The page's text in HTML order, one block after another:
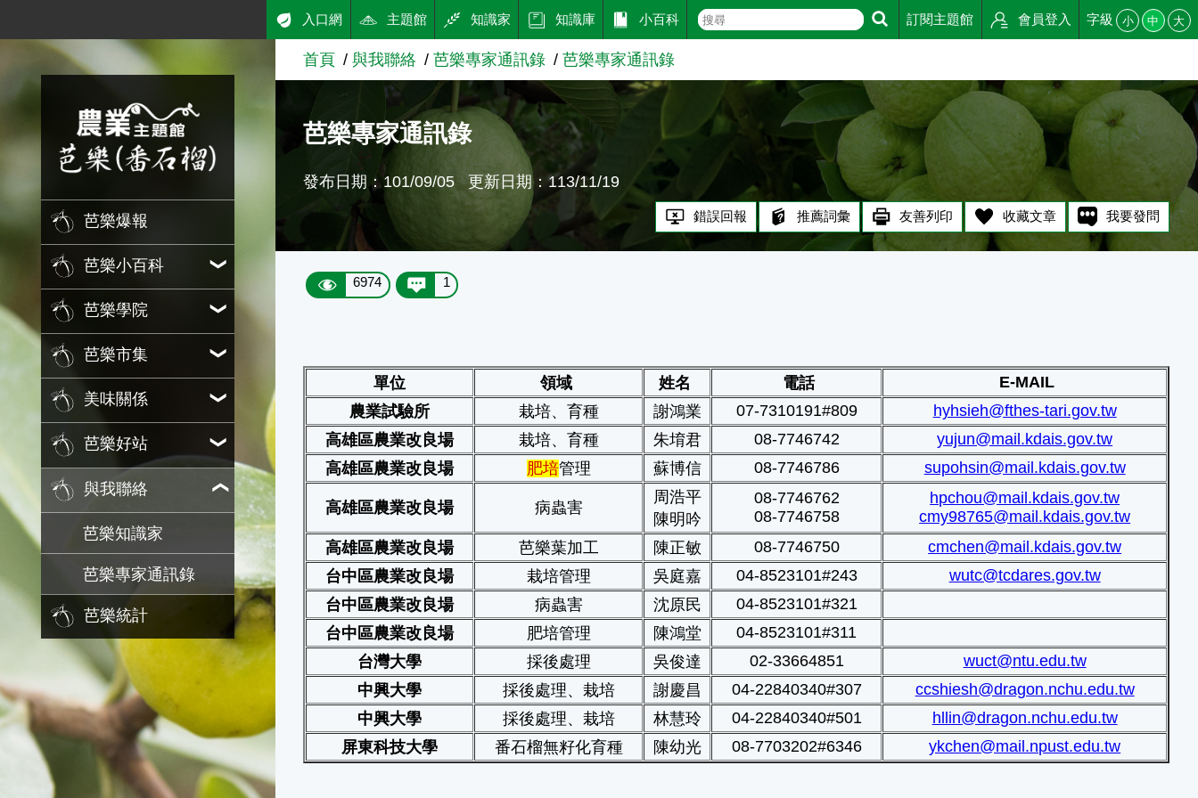
跳到主要內容
農業知識入口網
芭樂爆報
芭樂小百科
芭樂學院
芭樂市集
美味關係
芭樂好站
與我聯絡
芭樂知識家
芭樂專家通訊錄
芭樂統計
入口網 主題館 知識家 知識庫 小百科 訂閱主題館 會員登入 字級 小 中 大
首頁 與我聯絡 芭樂專家通訊錄 芭樂專家通訊錄
芭樂專家通訊錄
發布日期：101/09/05 更新日期：113/11/19
錯誤回報 推薦詞彙 友善列印 收藏文章 我要發問
6974 1
單位 領域 姓名 電話
E-MAIL
農業試驗所
栽培、育種 謝鴻業 07-7310191#809
hyhsieh@fthes-tari.gov.tw
高雄區農業改良場
栽培、育種 朱堉君 08-7746742
yujun@mail.kdais.gov.tw
高雄區農業改良場
肥培管理 蘇博信 08-7746786 supohsin@mail.kdais.gov.tw
高雄區農業改良場 病蟲害
周浩平
陳明吟
08-7746762
08-7746758
hpchou@mail.kdais.gov.tw
cmy98765@mail.kdais.gov.tw
高雄區農業改良場
芭樂葉加工 陳正敏 08-7746750
cmchen@mail.kdais.gov.tw
台中區農業改良場
栽培管理 吳庭嘉 04-8523101#243
wutc@tcdares.gov.tw
台中區農業改良場
病蟲害 沈原民
04-8523101#321
台中區農業改良場
肥培管理 陳鴻堂
04-8523101#311
台灣大學
採後處理 吳俊達 02-33664851
wuct@ntu.edu.tw
中興大學
採後處理、栽培 謝慶昌 04-22840340#307
ccshiesh@dragon.nchu.edu.tw
中興大學
採後處理、栽培 林慧玲 04-22840340#501
hllin@dragon.nchu.edu.tw
屏東科技大學
番石榴無籽化育種 陳幼光 08-7703202#6346 ykchen@mail.npust.edu.tw